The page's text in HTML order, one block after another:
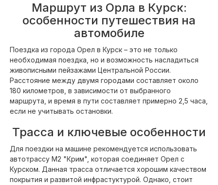
Маршрут из Орла в Курск:
особенности путешествия на
автомобиле
Поездка из города Орел в Курск – это не только
необходимая поездка, но и возможность насладиться
живописными пейзажами Центральной России.
Расстояние между двумя городами составляет около
180 километров, в зависимости от выбранного
маршрута, и время в пути составляет примерно 2,5 часа,
если не учитывать остановки.
Трасса и ключевые особенности
Для поездки на машине рекомендуется использовать
автотрассу М2 "Крим", которая соединяет Орел с
Курском. Данная трасса отличается хорошим качеством
покрытия и развитой инфрастуктурой. Однако, стоит